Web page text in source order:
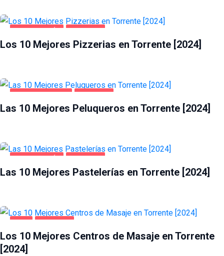
GASTRONOMÍA TORRENTE
Los 10 Mejores Pizzerias en Torrente [2024]
SALUD Y BELLEZA TORRENTE
Las 10 Mejores Peluqueros en Torrente [2024]
GASTRONOMÍA TORRENTE
Las 10 Mejores Pastelerías en Torrente [2024]
OCIO TORRENTE
Los 10 Mejores Centros de Masaje en Torrente
[2024]